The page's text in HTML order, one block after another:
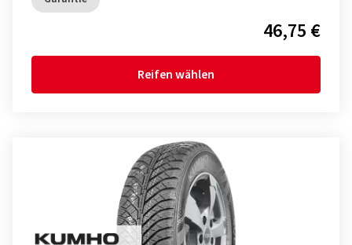
46,75 €
Reifen wählen